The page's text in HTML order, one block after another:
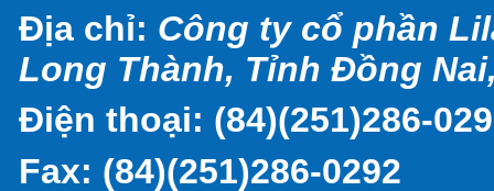
Địa chỉ: Công ty cổ phần
Long Thành, Tỉnh Đồng
Điện thoại: (84)(251)286-
Fax: (84)(251)286-0292